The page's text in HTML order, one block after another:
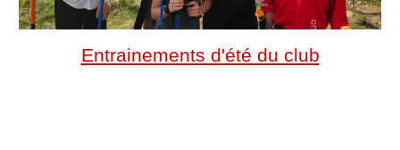
Entrainements d'été du club